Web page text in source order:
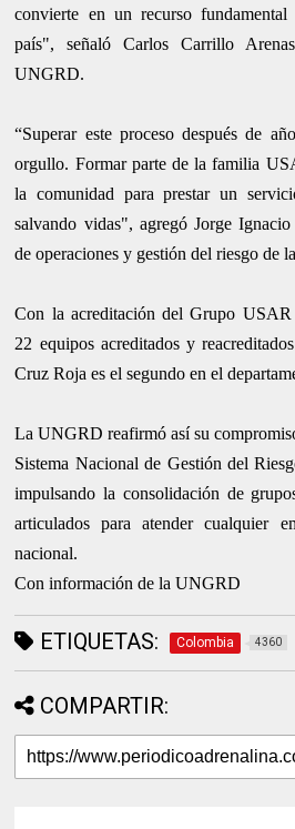
convierte en un recurso
país", señaló Carlos Carrillo
UNGRD.
“Superar este proceso después de
orgullo. Formar parte de la familia
la comunidad para prestar un
salvando vidas", agregó Jorge
de operaciones y gestión del riesgo de
Con la acreditación del Grupo
22 equipos acreditados y
Cruz Roja es el segundo en el
La UNGRD reafirmó así su
Sistema Nacional de Gestión del
impulsando la consolidación de
articulados para atender cualquier
nacional.
Con información de la UNGRD
ETIQUETAS: Colombia 4360
COMPARTIR: